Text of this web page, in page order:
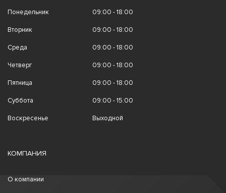
Понедельник 09:00 - 18:00
Вторник 09:00 - 18:00
Среда 09:00 - 18:00
Четверг 09:00 - 18:00
Пятница 09:00 - 18:00
Суббота 09:00 - 15:00
Воскресенье Выходной
КОМПАНИЯ
О компании